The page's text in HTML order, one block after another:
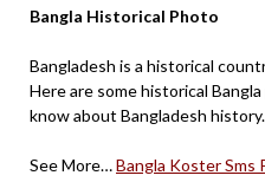
Bangla Historical Photo
Bangladesh is a historical
Here are some historical
know about Bangladesh history.
See More…Bangla Koster Sms